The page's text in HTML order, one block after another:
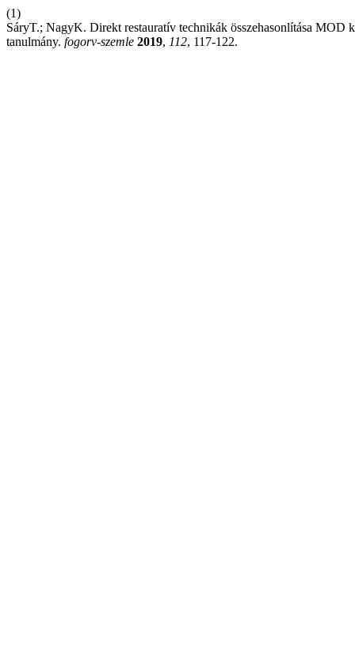
(1)
SáryT.; NagyK. Direkt restauratív technikák összehasonlítása MOD
tanulmány. fogorv-szemle 2019, 112, 117-122.